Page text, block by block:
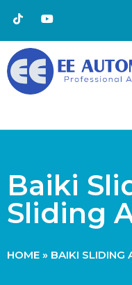
Baiki
Sliding
HOME » BAIKI SLIDING